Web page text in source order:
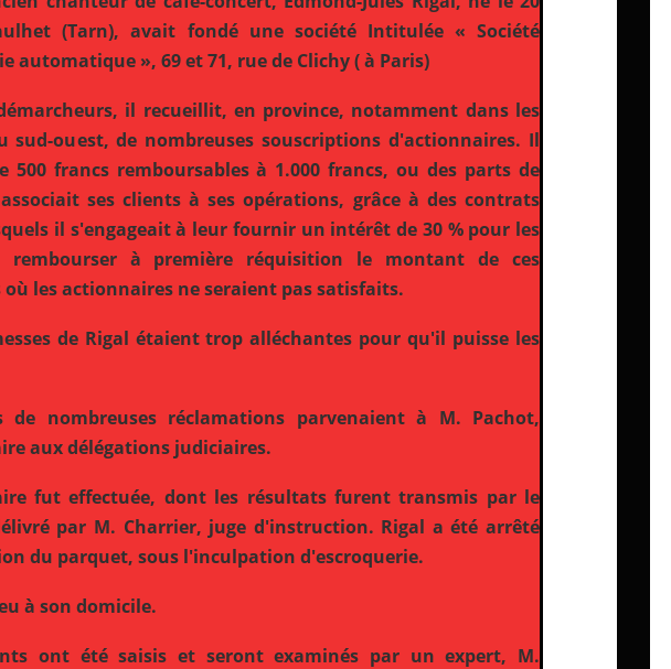
(Tarn), avait fondé une société Intitulée « Société
automatique », 69 et 71, rue de Clichy ( à Paris)
il recueillit, en province, notamment dans les
sud-ouest, de nombreuses souscriptions d'actionnaires. Il
500 francs remboursables à 1.000 francs, ou des parts de
ses clients à ses opérations, grâce à des contrats
il s'engageait à leur fournir un intérêt de 30 % pour les
rembourser à première réquisition le montant de ces
où les actionnaires ne seraient pas satisfaits.
de Rigal étaient trop alléchantes pour qu'il puisse les
de nombreuses réclamations parvenaient à M. Pachot,
aux délégations judiciaires.
fut effectuée, dont les résultats furent transmis par le
par M. Charrier, juge d'instruction. Rigal a été arrêté
du parquet, sous l'inculpation d'escroquerie.
à son domicile.
ont été saisis et seront examinés par un expert, M.